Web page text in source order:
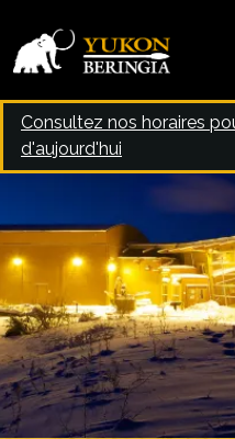
Consultez nos horaires
d'aujourd'hui